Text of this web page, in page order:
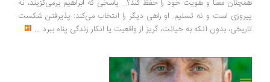
معنا و هویت خود را حفظ کند؟... پاسخی که ابراهیم برمی‌گزیند، نه
است و نه تسلیم. او راهی دیگر را انتخاب می‌کند: پذیرفتن شکست
بدون آنکه به خیانت، گریز از واقعیت یا انکار زندگی پناه ببرد...